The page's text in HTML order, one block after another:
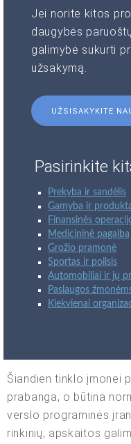
Jei norite kitos
daugybės
galimybė sukurti
užsakymą.
UŽSISAKYKITE
Pasirinkite
Prekyba ir sandėlis
Gamyba ir
Finansinės
Medicininė pagalba
Grožio pramonė
Sportas ir poilsis
Automobiliai ir jų
Paslaugos
Kiekvienai
Šiandien tinklo įmonei
prabanga, o būtina
verslo programinės
rinkinių, apskaitos